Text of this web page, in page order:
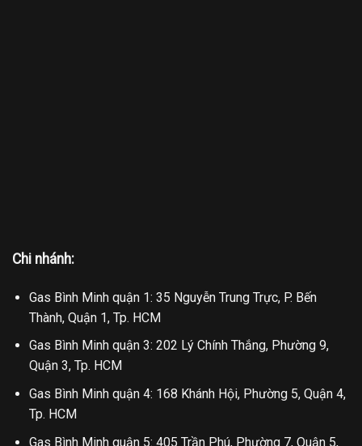
Chi nhánh:
Gas Bình Minh quận 1: 35 Nguyễn Trung Trực, P. Bến
Thành, Quận 1, Tp. HCM
Gas Bình Minh quận 3: 202 Lý Chính Thắng, Phường 9,
Quận 3, Tp. HCM
Gas Bình Minh quận 4: 168 Khánh Hội, Phường 5, Quận 4,
Tp. HCM
Gas Bình Minh quận 5: 405 Trần Phú, Phường 7, Quận 5,